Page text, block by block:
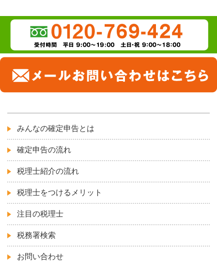
みんなの確定申告とは
確定申告の流れ
税理士紹介の流れ
税理士をつけるメリット
注目の税理士
税務署検索
お問い合わせ